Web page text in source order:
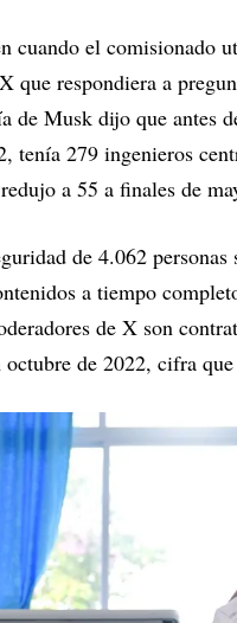
cuando el comisionado
que respondiera a
de Musk dijo que antes
tenía 279 ingenieros
a 55 a finales de
de 4.062
a tiempo
de X son
de 2022, cifra